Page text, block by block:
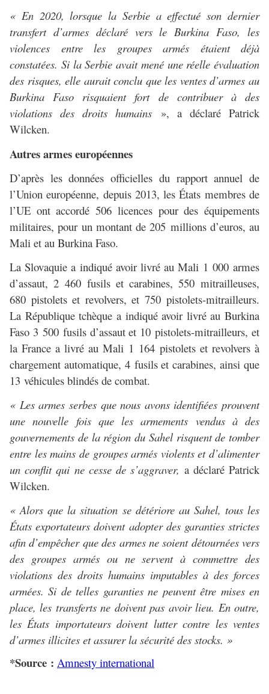
« En 2020, lorsque la Serbie a effectué son dernier
transfert d’armes déclaré vers le Burkina Faso, les
violences entre les groupes armés étaient déjà
constatées. Si la Serbie avait mené une réelle évaluation
des risques, elle aurait conclu que les ventes d’armes au
Burkina Faso risquaient fort de contribuer à des
violations des droits humains », a déclaré Patrick
Wilcken.
Autres armes européennes
D’après les données officielles du rapport annuel de
l’Union européenne, depuis 2013, les États membres de
l’UE ont accordé 506 licences pour des équipements
militaires, pour un montant de 205 millions d’euros, au
Mali et au Burkina Faso.
La Slovaquie a indiqué avoir livré au Mali 1 000 armes
d’assaut, 2 460 fusils et carabines, 550 mitrailleuses,
680 pistolets et revolvers, et 750 pistolets-mitrailleurs.
La République tchèque a indiqué avoir livré au Burkina
Faso 3 500 fusils d’assaut et 10 pistolets-mitrailleurs, et
la France a livré au Mali 1 164 pistolets et revolvers à
chargement automatique, 4 fusils et carabines, ainsi que
13 véhicules blindés de combat.
« Les armes serbes que nous avons identifiées prouvent
une nouvelle fois que les armements vendus à des
gouvernements de la région du Sahel risquent de tomber
entre les mains de groupes armés violents et d’alimenter
un conflit qui ne cesse de s’aggraver, a déclaré Patrick
Wilcken.
« Alors que la situation se détériore au Sahel, tous les
États exportateurs doivent adopter des garanties strictes
afin d’empêcher que des armes ne soient détournées vers
des groupes armés ou ne servent à commettre des
violations des droits humains imputables à des forces
armées. Si de telles garanties ne peuvent être mises en
place, les transferts ne doivent pas avoir lieu. En outre,
les États importateurs doivent lutter contre les ventes
d’armes illicites et assurer la sécurité des stocks. »
*Source : Amnesty international